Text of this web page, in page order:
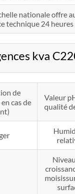
nationale offre
technique 24 heures
kva
de
cas de
Valeur
qualité